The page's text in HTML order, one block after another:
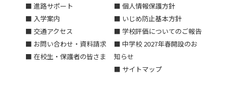
■ 進路サポート
■ 入学案内
■ 交通アクセス
■ お問い合わせ・資料請求
■ 在校生・保護者の皆さま
■ 個人情報保護方針
■ いじめ防止基本方針
■ 学校評価についてのご報告
■ 中学校 2027年春開設のお
知らせ
■ サイトマップ